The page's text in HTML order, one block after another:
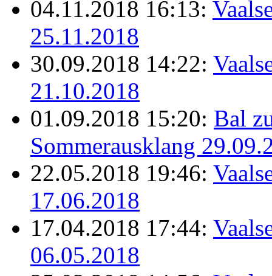
04.11.2018 16:13:
25.11.2018
30.09.2018 14:22:
21.10.2018
01.09.2018 15:20: Bal
Sommerausklang
22.05.2018 19:46:
17.06.2018
17.04.2018 17:44:
06.05.2018